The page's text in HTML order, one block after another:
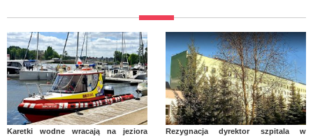
Karetki wodne wracają na jeziora
Rezygnacja dyrektor szpitala w